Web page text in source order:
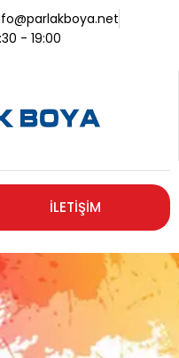
- 19:00
İLETİŞİM